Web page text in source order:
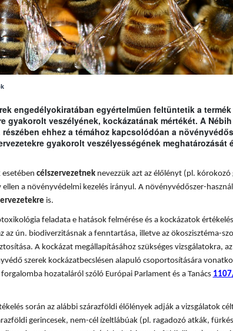
engedélyokiratában egyértelműen feltüntetik a termék
gyakorolt veszélyének, kockázatának mértékét. A
ehhez a témához kapcsolódóan a
gyakorolt veszélyességének meghatározását
esetében célszervezetneknevezzük azt az élőlényt (pl.
a növényvédelmi kezelés irányul. A növényvédőszer-
is.
feladata e hatások felmérése és a kockázatok
az ún. biodiverzitásnak a fenntartása, illetve az ökoszisztéma-
A kockázat megállapításához szükséges vizsgálatokra,
szerek kockázatbecslésen alapuló csoportosítására
hozataláról szóló Európai Parlament és a Tanács
során az alábbi szárazföldi élőlények adják a vizsgálatok
gerincesek, nem-cél ízeltlábúak (pl. ragadozó atkák,